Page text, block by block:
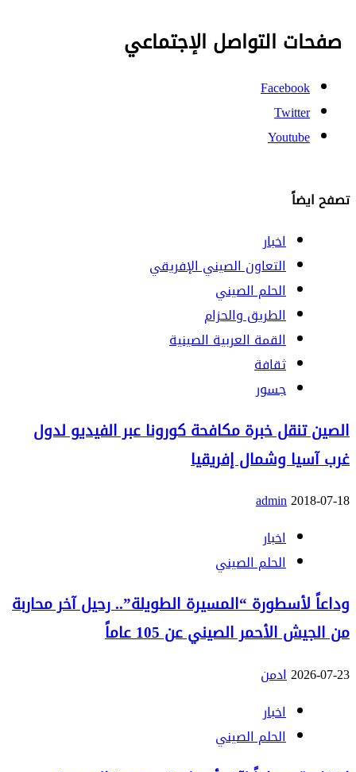
صفحات التواصل الإجتماعي
Facebook
Twitter
Youtube
تصفح ايضاً
اخبار
التعاون الصيني الإفريقي
الحلم الصيني
الطريق والحزام
القمة العربية الصينية
ثقافة
جسور
الصين تنقل خبرة مكافحة كورونا عبر الفيديو لدول
غرب آسيا وشمال إفريقيا
2018-07-18
admin
اخبار
الحلم الصيني
وداعاً لأسطورة “المسيرة الطويلة”.. رحيل آخر محاربة
من الجيش الأحمر الصيني عن 105 عاماً
2026-07-23ادمن
اخبار
الحلم الصيني